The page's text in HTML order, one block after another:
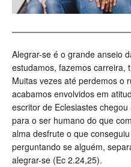
Alegrar-se é o grande anseio
estudamos, fazemos carreira,
Muitas vezes até perdemos o
acabamos envolvidos em
escritor de Eclesiastes
para o ser humano do que
alma desfrute o que
perguntando se alguém,
alegrar-se (Ec 2.24,25).